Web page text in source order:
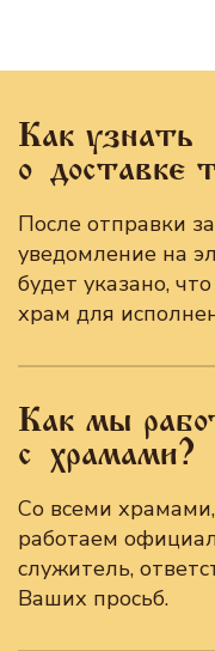
Как узнать
о доставке
После отправки
уведомление на
будет указано,
храм для
Как мы
с храмами?
Со всеми
работаем
служитель,
Ваших просьб.